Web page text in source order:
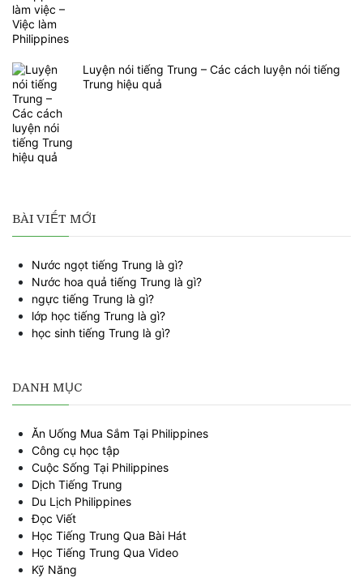
Luyện nói tiếng Trung – Các cách luyện nói tiếng
Trung hiệu quả
BÀI VIẾT MỚI
Nước ngọt tiếng Trung là gì?
Nước hoa quả tiếng Trung là gì?
ngực tiếng Trung là gì?
lớp học tiếng Trung là gì?
học sinh tiếng Trung là gì?
DANH MỤC
Ăn Uống Mua Sắm Tại Philippines
Công cụ học tập
Cuộc Sống Tại Philippines
Dịch Tiếng Trung
Du Lịch Philippines
Đọc Viết
Học Tiếng Trung Qua Bài Hát
Học Tiếng Trung Qua Video
Kỹ Năng